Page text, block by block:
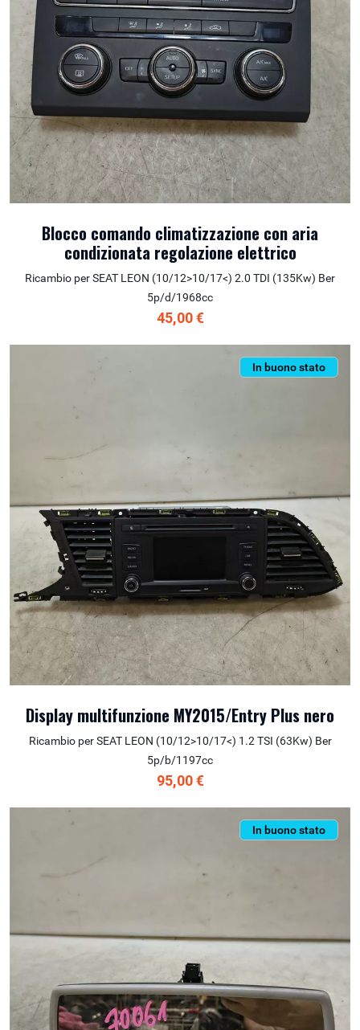
Blocco comando climatizzazione con aria
condizionata regolazione elettrico
Ricambio per SEAT LEON (10/12>10/17<) 2.0 TDI (135Kw) Ber
5p/d/1968cc
45,00 €
In buono stato
Display multifunzione MY2015/Entry Plus nero
Ricambio per SEAT LEON (10/12>10/17<) 1.2 TSI (63Kw) Ber
5p/b/1197cc
95,00 €
In buono stato